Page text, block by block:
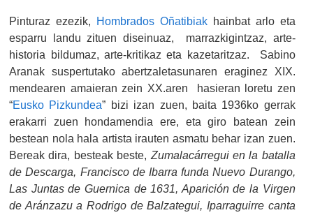
Pinturaz ezezik, Hombrados Oñatibiakhainbat arlo eta
esparru landu zituen diseinuaz, marrazkigintzaz, arte-
historia bildumaz, arte-kritikaz eta kazetaritzaz. Sabino
Aranak suspertutako abertzaletasunaren eraginez XIX.
mendearen amaieran zein XX.aren hasieran loretu zen
“Eusko Pizkundea” bizi izan zuen, baita 1936ko gerrak
erakarri zuen hondamendia ere, eta giro batean zein
bestean nola hala artista irauten asmatu behar izan zuen.
Bereak dira, besteak beste, Zumalacárregui en la batalla
de Descarga, Francisco de Ibarra funda Nuevo Durango,
Las Juntas de Guernica de 1631, Aparición de la Virgen
de Aránzazu a Rodrigo de Balzategui, Iparraguirre canta